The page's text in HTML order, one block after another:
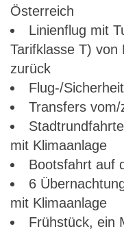
Österreich
Linienflug mit
Tarifklasse T) von
zurück
Flug-/
Transfers
mit Klimaanlage
Bootsfahrt auf
6
mit Klimaanlage
Frühstück, ein